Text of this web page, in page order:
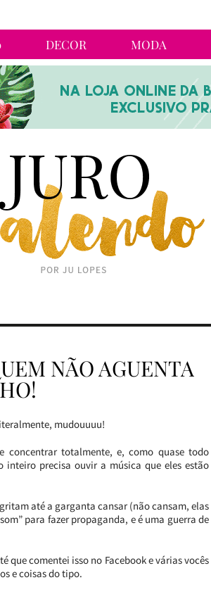
DECOR MODA
NÃO AGUENTA
mudouuuu!
concentrar totalmente, e, como quase todo
precisa ouvir a música que eles estão
até a garganta cansar (não cansam, elas
para fazer propaganda, e é uma guerra de
que comentei isso no Facebook e várias vocês
e coisas do tipo.